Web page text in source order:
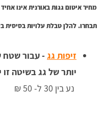
מחיר איטום גגות באורנית אינו
תבחרו. להלן טבלת עלויות בסיסית
זיפות גג -
יותר של גג בשיטה זו יעלה לכם
נע בין 30 ל- 50 ₪